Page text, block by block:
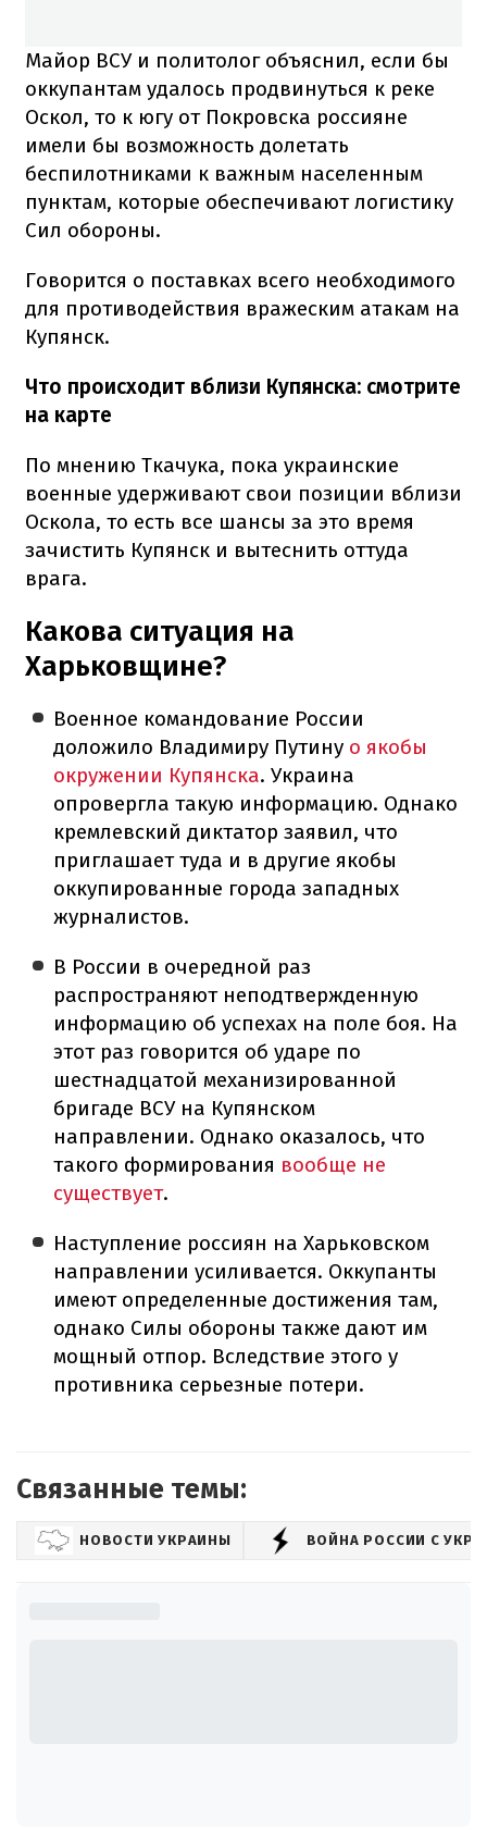
Майор ВСУ и политолог объяснил, если бы
оккупантам удалось продвинуться к реке
Оскол, то к югу от Покровска россияне
имели бы возможность долетать
беспилотниками к важным населенным
пунктам, которые обеспечивают логистику
Сил обороны.
Говорится о поставках всего необходимого
для противодействия вражеским атакам на
Купянск.
Что происходит вблизи Купянска: смотрите
на карте
По мнению Ткачука, пока украинские
военные удерживают свои позиции вблизи
Оскола, то есть все шансы за это время
зачистить Купянск и вытеснить оттуда
врага.
Какова ситуация на
Харьковщине?
Военное командование России
доложило Владимиру Путину о якобы
окружении Купянска. Украина
опровергла такую информацию. Однако
кремлевский диктатор заявил, что
приглашает туда и в другие якобы
оккупированные города западных
журналистов.
В России в очередной раз
распространяют неподтвержденную
информацию об успехах на поле боя. На
этот раз говорится об ударе по
шестнадцатой механизированной
бригаде ВСУ на Купянском
направлении. Однако оказалось, что
такого формирования вообще не
существует.
Наступление россиян на Харьковском
направлении усиливается. Оккупанты
имеют определенные достижения там,
однако Силы обороны также дают им
мощный отпор. Вследствие этого у
противника серьезные потери.
Связанные темы:
НОВОСТИ УКРАИНЫ ВОЙНА РОССИИ С